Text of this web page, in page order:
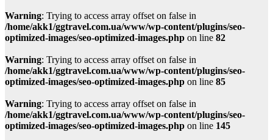
Warning: Trying to access array offset on false in
/home/akk1/ggtravel.com.ua/www/wp-content/plugins/seo-
optimized-images/seo-optimized-images.php on line 82
Warning: Trying to access array offset on false in
/home/akk1/ggtravel.com.ua/www/wp-content/plugins/seo-
optimized-images/seo-optimized-images.php on line 85
Warning: Trying to access array offset on false in
/home/akk1/ggtravel.com.ua/www/wp-content/plugins/seo-
optimized-images/seo-optimized-images.php on line 145